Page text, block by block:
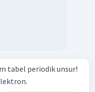
tabel periodik unsur!